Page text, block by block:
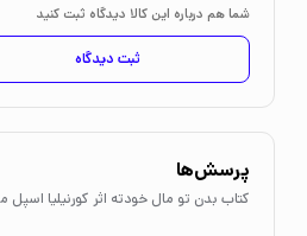
شما هم درباره این کالا دیدگاه ثبت کنید
ثبت دیدگاه
پرسش‌ها
کتاب بدن تو مال خودته اثر کورنیلیا اسپل